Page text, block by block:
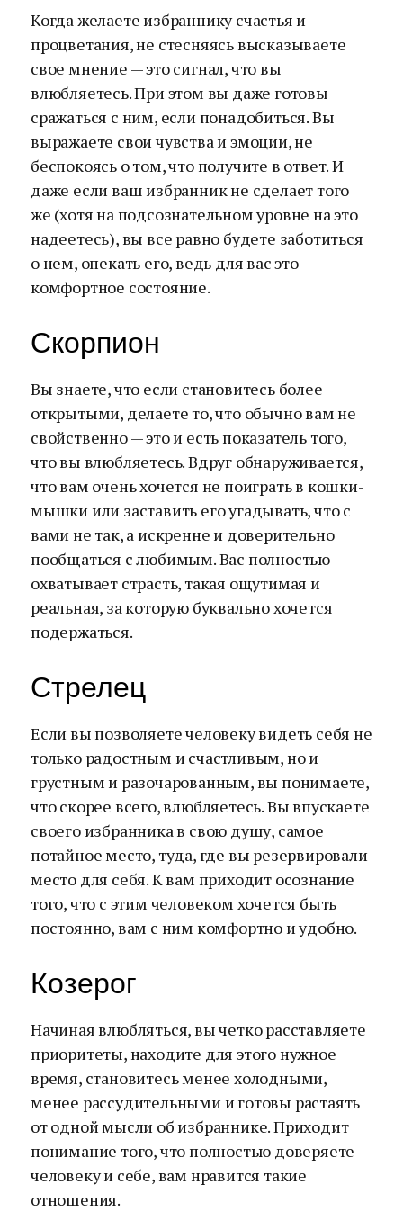
Когда желаете избраннику счастья и
процветания, не стесняясь высказываете
свое мнение — это сигнал, что вы
влюбляетесь. При этом вы даже готовы
сражаться с ним, если понадобиться. Вы
выражаете свои чувства и эмоции, не
беспокоясь о том, что получите в ответ. И
даже если ваш избранник не сделает того
же (хотя на подсознательном уровне на это
надеетесь), вы все равно будете заботиться
о нем, опекать его, ведь для вас это
комфортное состояние.
Скорпион
Вы знаете, что если становитесь более
открытыми, делаете то, что обычно вам не
свойственно — это и есть показатель того,
что вы влюбляетесь. Вдруг обнаруживается,
что вам очень хочется не поиграть в кошки-
мышки или заставить его угадывать, что с
вами не так, а искренне и доверительно
пообщаться с любимым. Вас полностью
охватывает страсть, такая ощутимая и
реальная, за которую буквально хочется
подержаться.
Стрелец
Если вы позволяете человеку видеть себя не
только радостным и счастливым, но и
грустным и разочарованным, вы понимаете,
что скорее всего, влюбляетесь. Вы впускаете
своего избранника в свою душу, самое
потайное место, туда, где вы резервировали
место для себя. К вам приходит осознание
того, что с этим человеком хочется быть
постоянно, вам с ним комфортно и удобно.
Козерог
Начиная влюбляться, вы четко расставляете
приоритеты, находите для этого нужное
время, становитесь менее холодными,
менее рассудительными и готовы растаять
от одной мысли об избраннике. Приходит
понимание того, что полностью доверяете
человеку и себе, вам нравится такие
отношения.